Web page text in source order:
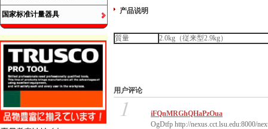
国家标准计量器具 产品说明
質量 2.0kg（従来型2.9kg）
用户评论
1
iFQnMRGhQHaPzOua
OgDtfp http://nexus.cct.lsu.edu:8000/